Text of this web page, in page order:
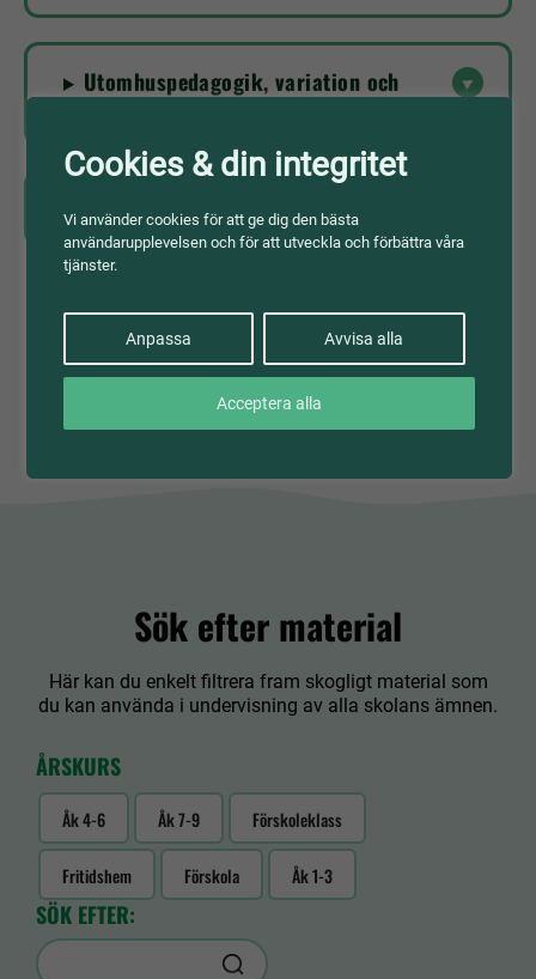
Cookies & din integritet
Vi använder cookies för att ge dig den bästa
användarupplevelsen och för att utveckla och förbättra våra
tjänster.
Anpassa Avvisa alla
Acceptera alla
Utomhuspedagogik, variation och
Källor
Sök efter material
Här kan du enkelt filtrera fram skogligt material som
du kan använda i undervisning av alla skolans ämnen.
ÅRSKURS
Åk 4-6 Åk 7-9 Förskoleklass
Fritidshem Förskola Åk 1-3
SÖK EFTER: